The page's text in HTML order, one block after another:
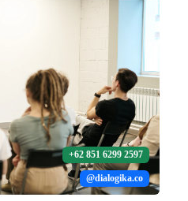
+62 851 6299 2597
@dialogika.co